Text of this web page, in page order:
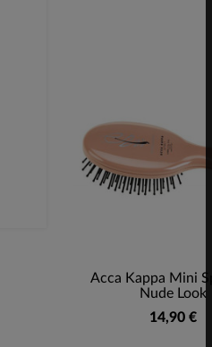
Acca Kappa Mini
Nude Look
14,90 €